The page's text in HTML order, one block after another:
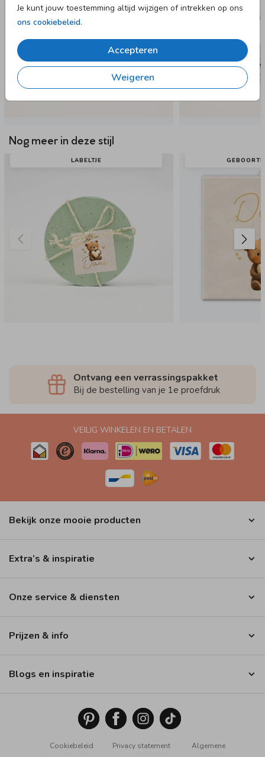
Je kunt jouw toestemming altijd wijzigen of intrekken op ons
ons cookiebeleid.
Accepteren
Weigeren
Nog meer in deze stijl
LABELTJE
Ontvang een verrassingspakket
Bij de bestelling van je 1e proefdruk
VEILIG WINKELEN EN BETALEN
Bekijk onze mooie producten
Extra’s & inspiratie
Onze service & diensten
Prijzen & info
Blogs en inspiratie
Cookiebeleid Privacy statement
Algemene